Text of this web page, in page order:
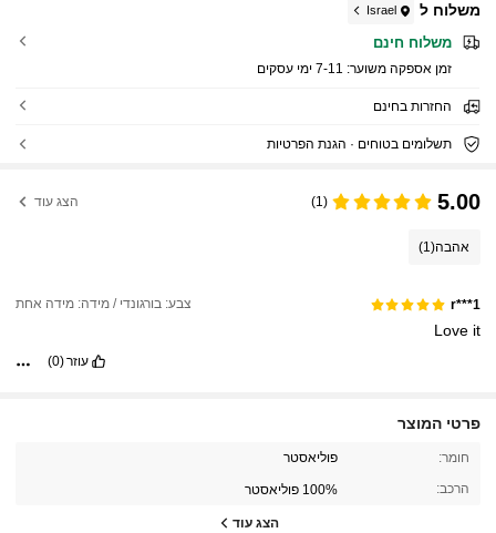
משלוח ל Israel
משלוח חינם
זמן אספקה ​​משוער: 7-11 ימי עסקים
החזרות בחינם
תשלומים בטוחים · הגנת הפרטיות
5.00
(1) הצג עוד
אהבה(1)
r***1 צבע: בורגונדי / מידה: מידה אחת
Love it
עוזר(0)
פרטי המוצר
חומר: פוליאסטר
הרכב: 100% פוליאסטר
הצג עוד